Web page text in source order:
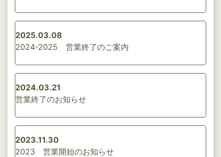
2025.03.08
2024-2025 営業終了のご案内
2024.03.21
営業終了のお知らせ
2023.11.30
2023 営業開始のお知らせ